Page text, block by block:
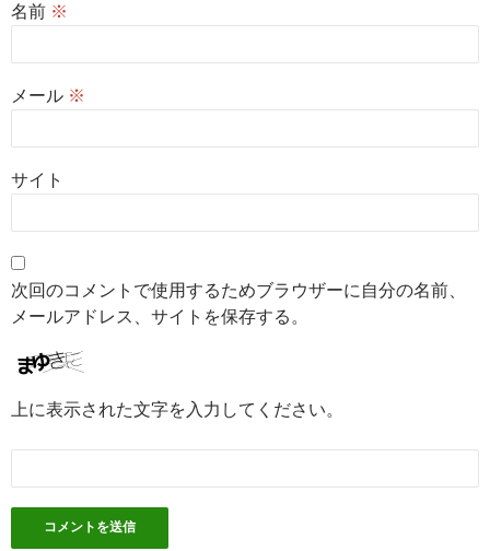
名前 ※
メール ※
サイト
次回のコメントで使用するためブラウザーに自分の名前、
メールアドレス、サイトを保存する。
上に表示された文字を入力してください。